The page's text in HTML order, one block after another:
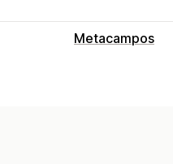
Metacampos